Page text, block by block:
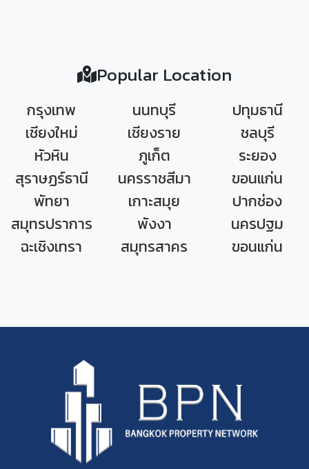
Popular Location
กรุงเทพ นนทบุรี
ปทุมธานี
เชียงใหม่
เชียงราย
ชลบุรี
หัวหิน
ภูเก็ต
ระยอง
สุราษฏร์ธานี
นครราชสีมา
ขอนแก่น
พัทยา
เกาะสมุย
ปากช่อง
สมุทรปราการ
พังงา
นครปฐม
ฉะเชิงเทรา
สมุทรสาคร ขอนแก่น